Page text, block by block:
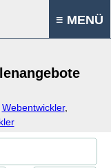
≡ MENÜ
Webentwickler,